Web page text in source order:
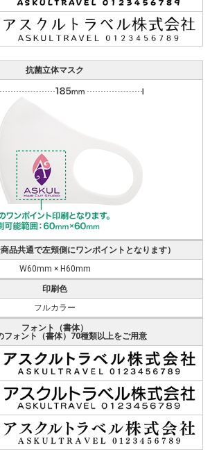
抗菌立体マスク
品共通で左頬側にワンポイントとなります）
W60mm × H60mm
印刷色
フルカラー
フォント（書体）
フォント（書体）70種類以上をご用意